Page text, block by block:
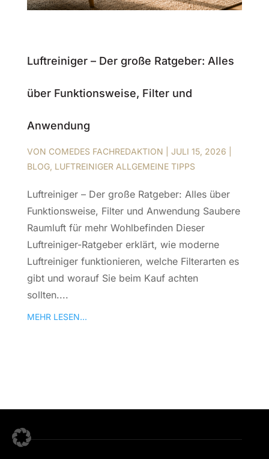
Luftreiniger – Der große Ratgeber: Alles
über Funktionsweise, Filter und
Anwendung
VON COMEDES FACHREDAKTION JULI 15, 2026
BLOG, LUFTREINIGER ALLGEMEINE TIPPS
Luftreiniger – Der große Ratgeber: Alles über
Funktionsweise, Filter und Anwendung Saubere
Raumluft für mehr Wohlbefinden Dieser
Luftreiniger-Ratgeber erklärt, wie moderne
Luftreiniger funktionieren, welche Filterarten es
gibt und worauf Sie beim Kauf achten
sollten....
MEHR LESEN...